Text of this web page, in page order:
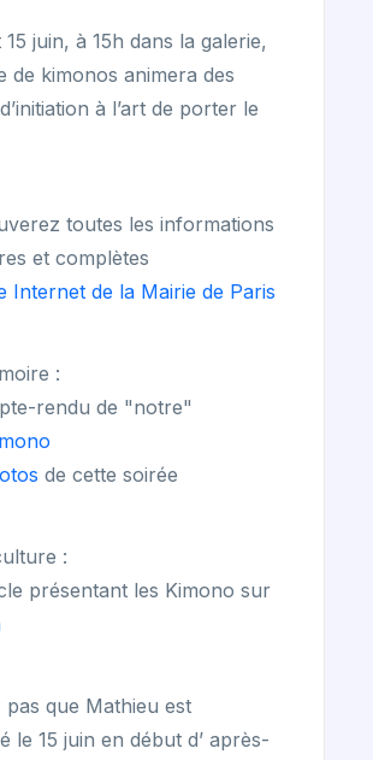
15 juin, à 15h dans la galerie,
de kimonos animera des
à l’art de porter le
toutes les informations
et complètes
Internet de la Mairie de Paris
:
rendu de "notre"
de cette soirée
:
présentant les Kimono sur
pas que Mathieu est
le 15 juin en début d’ après-